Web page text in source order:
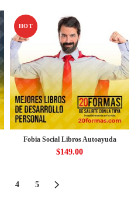
HOT
Fobia Social Libros Autoayuda
$149.00
4 5